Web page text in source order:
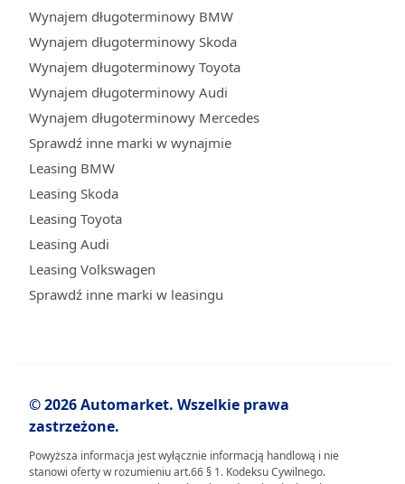
Wynajem długoterminowy BMW
Wynajem długoterminowy Skoda
Wynajem długoterminowy Toyota
Wynajem długoterminowy Audi
Wynajem długoterminowy Mercedes
Sprawdź inne marki w wynajmie
Leasing BMW
Leasing Skoda
Leasing Toyota
Leasing Audi
Leasing Volkswagen
Sprawdź inne marki w leasingu
© 2026 Automarket. Wszelkie prawa
zastrzeżone.
Powyższa informacja jest wyłącznie informacją handlową i nie
stanowi oferty w rozumieniu art.66 § 1. Kodeksu Cywilnego.